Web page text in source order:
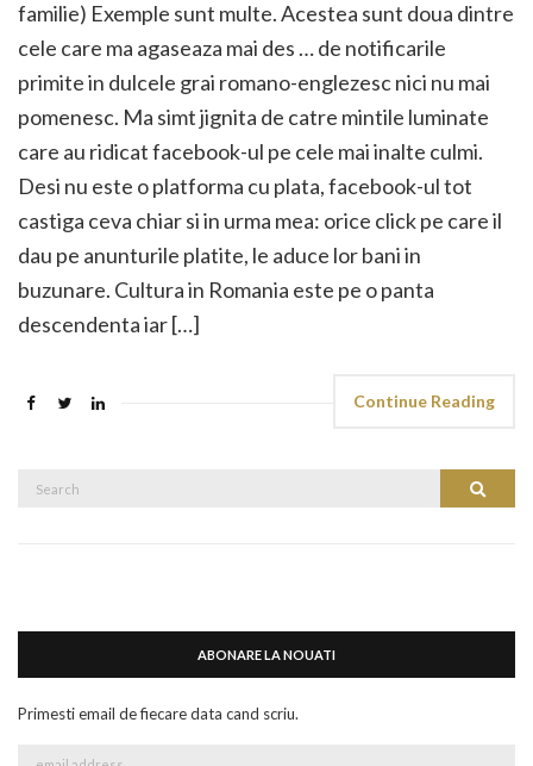
familie) Exemple sunt multe. Acestea sunt doua dintre
cele care ma agaseaza mai des … de notificarile
primite in dulcele grai romano-englezesc nici nu mai
pomenesc. Ma simt jignita de catre mintile luminate
care au ridicat facebook-ul pe cele mai inalte culmi.
Desi nu este o platforma cu plata, facebook-ul tot
castiga ceva chiar si in urma mea: orice click pe care il
dau pe anunturile platite, le aduce lor bani in
buzunare. Cultura in Romania este pe o panta
descendenta iar […]
Continue Reading
Search
ABONARE LA NOUATI
Primesti email de fiecare data cand scriu.